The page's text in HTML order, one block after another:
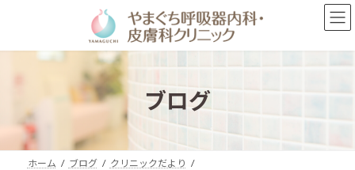
ン
プ
ー
動
ブログ
ホーム ブログ
クリニックだより